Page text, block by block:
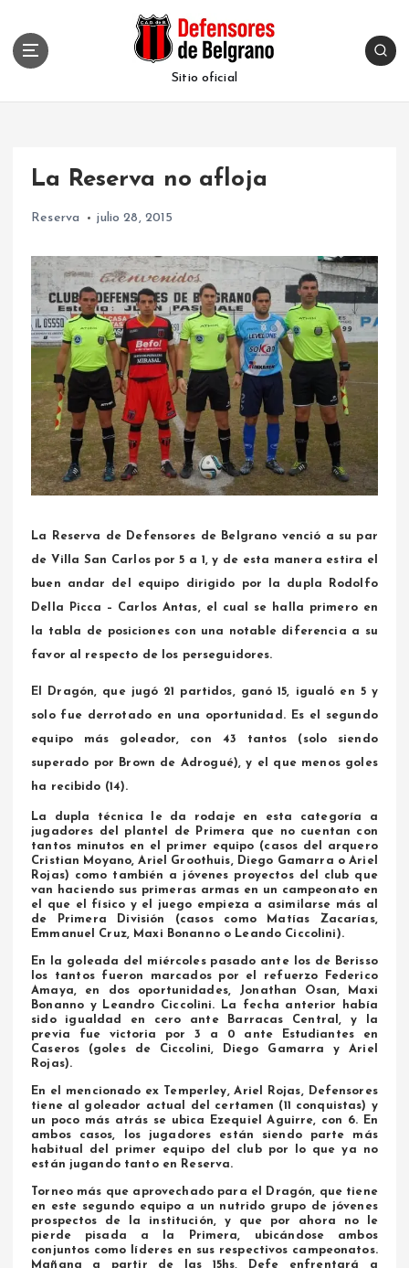
Sitio oficial
La Reserva no afloja
Reserva julio 28, 2015
La Reserva de Defensores de Belgrano venció a su par
de Villa San Carlos por 5 a 1, y de esta manera estira el
buen andar del equipo dirigido por la dupla Rodolfo
Della Picca – Carlos Antas, el cual se halla primero en
la tabla de posiciones con una notable diferencia a su
favor al respecto de los perseguidores.
El Dragón, que jugó 21 partidos, ganó 15, igualó en 5 y
solo fue derrotado en una oportunidad. Es el segundo
equipo más goleador, con 43 tantos (solo siendo
superado por Brown de Adrogué), y el que menos goles
ha recibido (14).
La dupla técnica le da rodaje en esta categoría a
jugadores del plantel de Primera que no cuentan con
tantos minutos en el primer equipo (casos del arquero
Cristian Moyano, Ariel Groothuis, Diego Gamarra o Ariel
Rojas) como también a jóvenes proyectos del club que
van haciendo sus primeras armas en un campeonato en
el que el físico y el juego empieza a asimilarse más al
de Primera División (casos como Matías Zacarías,
Emmanuel Cruz, Maxi Bonanno o Leando Ciccolini).
En la goleada del miércoles pasado ante los de Berisso
los tantos fueron marcados por el refuerzo Federico
Amaya, en dos oportunidades, Jonathan Osan, Maxi
Bonanno y Leandro Ciccolini. La fecha anterior había
sido igualdad en cero ante Barracas Central, y la
previa fue victoria por 3 a 0 ante Estudiantes en
Caseros (goles de Ciccolini, Diego Gamarra y Ariel
Rojas).
En el mencionado ex Temperley, Ariel Rojas, Defensores
tiene al goleador actual del certamen (11 conquistas) y
un poco más atrás se ubica Ezequiel Aguirre, con 6. En
ambos casos, los jugadores están siendo parte más
habitual del primer equipo del club por lo que ya no
están jugando tanto en Reserva.
Torneo más que aprovechado para el Dragón, que tiene
en este segundo equipo a un nutrido grupo de jóvenes
prospectos de la institución, y que por ahora no le
pierde pisada a la Primera, ubicándose ambos
conjuntos como líderes en sus respectivos campeonatos.
Mañana a partir de las 15hs, Defe enfrentará a